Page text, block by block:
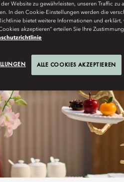
Website zu gewährleisten, unseren Traffic zu
In den Cookie-Einstellungen werden die
bietet weitere Informationen und erklärt,
akzeptieren“ erteilen Sie Ihre
ALLE COOKIES AKZEPTIEREN